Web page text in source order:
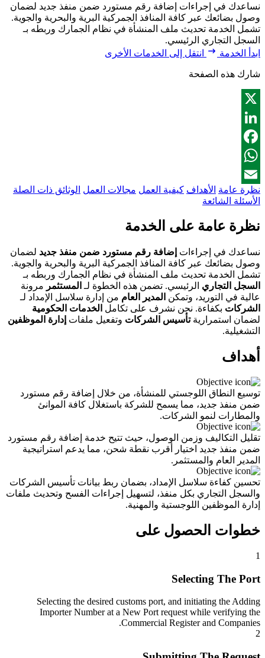
نساعدك في إجراءات إضافة رقم مستورد ضمن منفذ جديد لضمان
وصول بضائعك عبر كافة المنافذ الجمركية البرية والبحرية والجوية.
تشمل الخدمة تحديث ملف المنشأة في نظام الجمارك وربطه بـ
السجل التجاري الرئيسي.
ابدأ الخدمة
انتقل إلى الخدمات الأخرى
شارك هذه الصفحة
X
LinkedIn
Facebook
WhatsApp
Email
نظرة عامة الأهداف كيفية العمل مجالات العمل الوثائق ذات الصلة
الأسئلة الشائعة
نظرة عامة على الخدمة
نساعدك في إجراءات إضافة رقم مستورد ضمن منفذ جديد لضمان
وصول بضائعك عبر كافة المنافذ الجمركية البرية والبحرية والجوية.
تشمل الخدمة تحديث ملف المنشأة في نظام الجمارك وربطه بـ
السجل التجاري الرئيسي. تضمن هذه الخطوة لـ المستثمر مرونة
عالية في التوريد، وتمكن المدير العام من إدارة سلاسل الإمداد لـ
الشركات بكفاءة. نحن نشرف على تكامل الخدمات الحكومية
لضمان استمراريةتأسيس الشركات وتفعيل ملفات إدارة الموظفين
التشغيلية.
أهداف
توسيع النطاق اللوجستي للمنشأة، من خلال إضافة رقم مستورد
ضمن منفذ جديد، مما يسمح للشركة باستغلال كافة الموانئ
والمطارات لنمو الشركات.
تقليل التكاليف وزمن الوصول، حيث تتيح خدمة إضافة رقم مستورد
ضمن منفذ جديد اختيار أقرب نقطة شحن، مما يدعم استراتيجية
المدير العام والمستثمر.
تحسين كفاءة سلاسل الإمداد، بضمان ربط بيانات تأسيس الشركات
والسجل التجاري بكل منفذ، لتسهيل إجراءات الفسح وتحديث ملفات
إدارة الموظفين اللوجستية والمهنية.
خطوات الحصول على
1
Selecting The Port
Selecting the desired customs port, and initiating the Adding
Importer Number at a New Port request while verifying the
Commercial Register and Companies.
2